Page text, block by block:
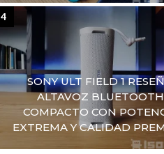
SONY ULT FIELD 1
ALTAVOZ BLUETOOTH
COMPACTO CON
EXTREMA Y CALIDAD
4